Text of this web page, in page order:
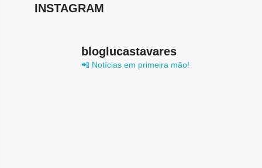
INSTAGRAM
bloglucastavares
📲 Notícias em primeira mão!